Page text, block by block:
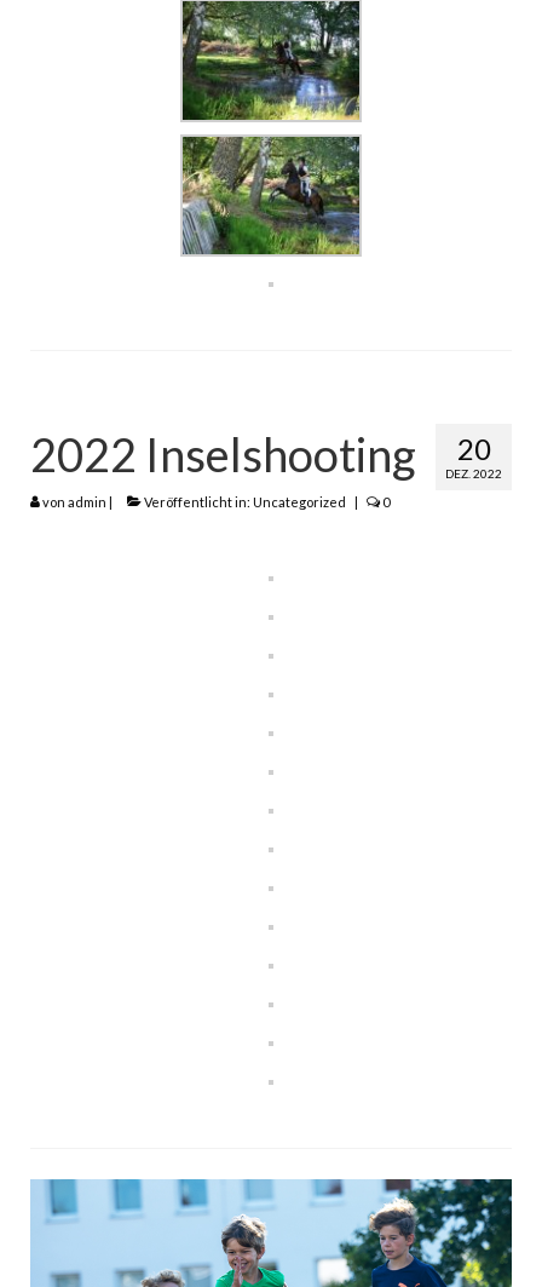
20
DEZ. 2022
2022 Inselshooting
von admin | Veröffentlicht in: Uncategorized | 0